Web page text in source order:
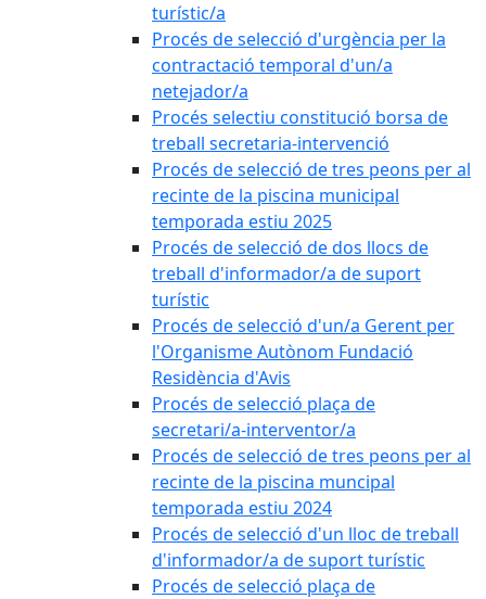
turístic/a
Procés de selecció d'urgència per la
contractació temporal d'un/a
netejador/a
Procés selectiu constitució borsa de
treball secretaria-intervenció
Procés de selecció de tres peons per al
recinte de la piscina municipal
temporada estiu 2025
Procés de selecció de dos llocs de
treball d'informador/a de suport
turístic
Procés de selecció d'un/a Gerent per
l'Organisme Autònom Fundació
Residència d'Avis
Procés de selecció plaça de
secretari/a-interventor/a
Procés de selecció de tres peons per al
recinte de la piscina muncipal
temporada estiu 2024
Procés de selecció d'un lloc de treball
d'informador/a de suport turístic
Procés de selecció plaça de